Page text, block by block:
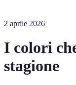
2 aprile 2026
I colori
stagione